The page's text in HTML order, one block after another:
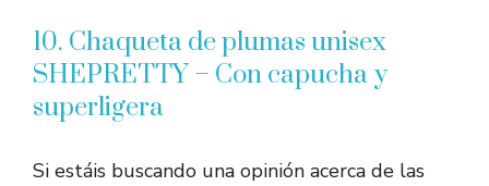
10. Chaqueta de plumas unisex
SHEPRETTY – Con capucha y
superligera
Si estáis buscando una opinión acerca de las